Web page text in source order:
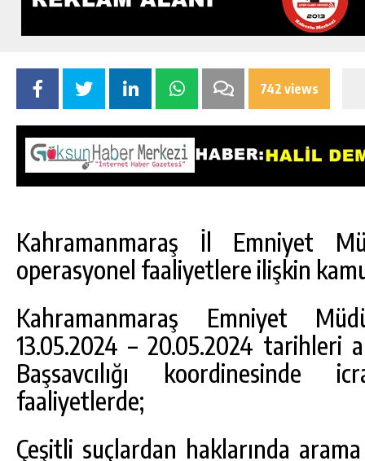
742 views
Kahramanmaraş İl Emniyet
operasyonel faaliyetlere ilişkin kamu
Kahramanmaraş Emniyet
13.05.2024 – 20.05.2024 tarihleri
Başsavcılığı koordinesinde
faaliyetlerde;
Çeşitli suçlardan haklarında